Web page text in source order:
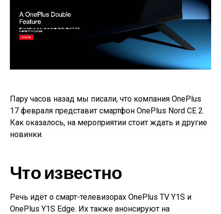
Пару часов назад мы писали, что компания OnePlus
17 февраля представит смартфон OnePlus Nord CE 2.
Как оказалось, на мероприятии стоит ждать и другие
новинки.
Что известно
Речь идёт о смарт-телевизорах OnePlus TV Y1S и
OnePlus Y1S Edge. Их также анонсируют на